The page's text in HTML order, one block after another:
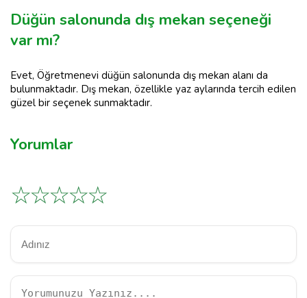
Düğün salonunda dış mekan seçeneği
var mı?
Evet, Öğretmenevi düğün salonunda dış mekan alanı da
bulunmaktadır. Dış mekan, özellikle yaz aylarında tercih edilen
güzel bir seçenek sunmaktadır.
Yorumlar
☆
☆
☆
☆
☆